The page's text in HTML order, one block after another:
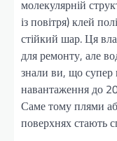
молекулярній
із повітря) клей
стійкий шар. Ця
для ремонту, але
знали ви, що
навантаження до
Саме тому плями
поверхнях стають